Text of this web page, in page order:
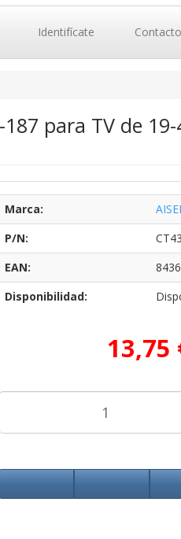
Identifícate Contacto
para TV de
Marca:
P/N:
EAN:
Disponibilidad:
13,75